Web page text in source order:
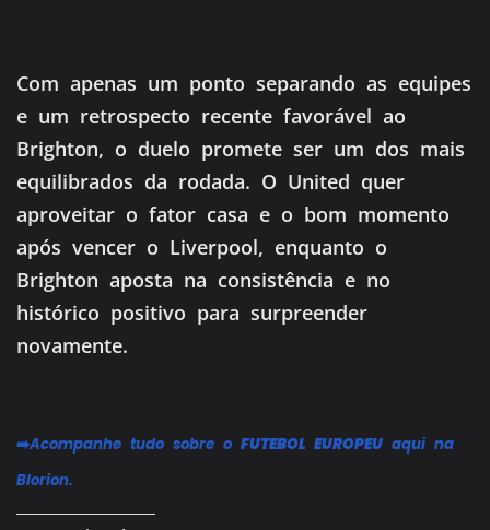
Com apenas um ponto separando as equipes
e um retrospecto recente favorável ao
Brighton, o duelo promete ser um dos mais
equilibrados da rodada. O United quer
aproveitar o fator casa e o bom momento
após vencer o Liverpool, enquanto o
Brighton aposta na consistência e no
histórico positivo para surpreender
novamente.
➡️Acompanhe tudo sobre o FUTEBOL EUROPEU aqui na
Blorion.